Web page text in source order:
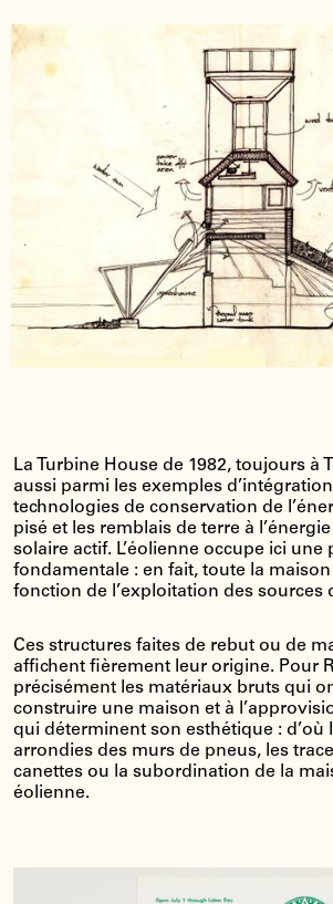
La Turbine House de 1982, toujours à
aussi parmi les exemples
technologies de conservation de
pisé et les remblais de terre à
solaire actif. L’éolienne occupe ici une
fondamentale : en fait, toute la
fonction de l’exploitation des sources
Ces structures faites de rebut ou de
affichent fièrement leur origine. Pour
précisément les matériaux bruts qui
construire une maison et à
qui déterminent son esthétique : d’où
arrondies des murs de pneus, les
canettes ou la subordination de la
éolienne.